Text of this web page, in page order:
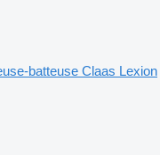
batteuse Claas Lexion